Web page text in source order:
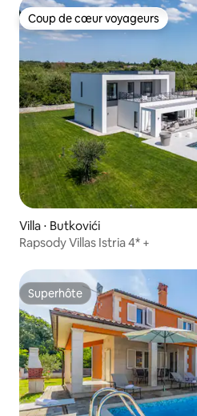
Coup de cœur voyageurs
Coup de cœur voyageurs
Villa ⋅ Butkovići
Rapsody Villas Istria 4* +
Superhôte
Superhôte